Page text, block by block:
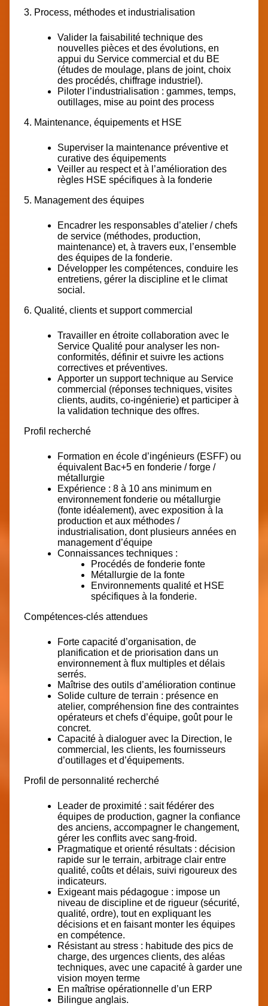
3. Process, méthodes et industrialisation
Valider la faisabilité technique des
nouvelles pièces et des évolutions, en
appui du Service commercial et du BE
(études de moulage, plans de joint, choix
des procédés, chiffrage industriel).
Piloter l’industrialisation : gammes, temps,
outillages, mise au point des process
4. Maintenance, équipements et HSE
Superviser la maintenance préventive et
curative des équipements
Veiller au respect et à l’amélioration des
règles HSE spécifiques à la fonderie
5. Management des équipes
Encadrer les responsables d’atelier / chefs
de service (méthodes, production,
maintenance) et, à travers eux, l’ensemble
des équipes de la fonderie.
Développer les compétences, conduire les
entretiens, gérer la discipline et le climat
social.
6. Qualité, clients et support commercial
Travailler en étroite collaboration avec le
Service Qualité pour analyser les non-
conformités, définir et suivre les actions
correctives et préventives.
Apporter un support technique au Service
commercial (réponses techniques, visites
clients, audits, co-ingénierie) et participer à
la validation technique des offres.
Profil recherché
Formation en école d’ingénieurs (ESFF) ou
équivalent Bac+5 en fonderie / forge /
métallurgie
Expérience : 8 à 10 ans minimum en
environnement fonderie ou métallurgie
(fonte idéalement), avec exposition à la
production et aux méthodes /
industrialisation, dont plusieurs années en
management d’équipe
Connaissances techniques :
Procédés de fonderie fonte
Métallurgie de la fonte
Environnements qualité et HSE
spécifiques à la fonderie.
Compétences-clés attendues
Forte capacité d’organisation, de
planification et de priorisation dans un
environnement à flux multiples et délais
serrés.
Maîtrise des outils d’amélioration continue
Solide culture de terrain : présence en
atelier, compréhension fine des contraintes
opérateurs et chefs d’équipe, goût pour le
concret.
Capacité à dialoguer avec la Direction, le
commercial, les clients, les fournisseurs
d’outillages et d’équipements.
Profil de personnalité recherché
Leader de proximité : sait fédérer des
équipes de production, gagner la confiance
des anciens, accompagner le changement,
gérer les conflits avec sang-froid.
Pragmatique et orienté résultats : décision
rapide sur le terrain, arbitrage clair entre
qualité, coûts et délais, suivi rigoureux des
indicateurs.
Exigeant mais pédagogue : impose un
niveau de discipline et de rigueur (sécurité,
qualité, ordre), tout en expliquant les
décisions et en faisant monter les équipes
en compétence.
Résistant au stress : habitude des pics de
charge, des urgences clients, des aléas
techniques, avec une capacité à garder une
vision moyen terme
En maîtrise opérationnelle d’un ERP
Bilingue anglais.